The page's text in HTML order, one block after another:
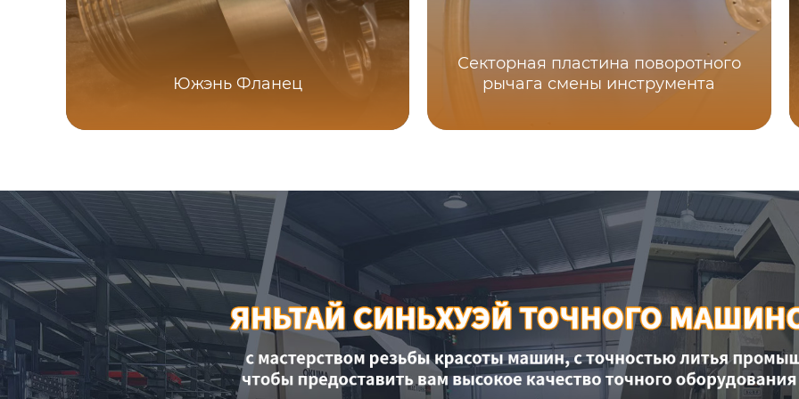
Южэнь Фланец
Секторная пластина поворотного
рычага смены инструмента